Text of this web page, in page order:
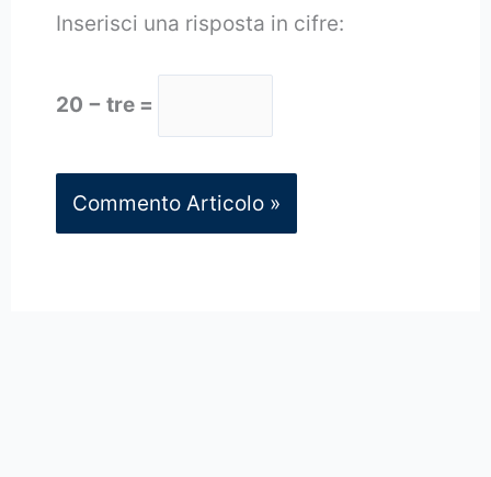
Inserisci una risposta in cifre:
20 − tre =